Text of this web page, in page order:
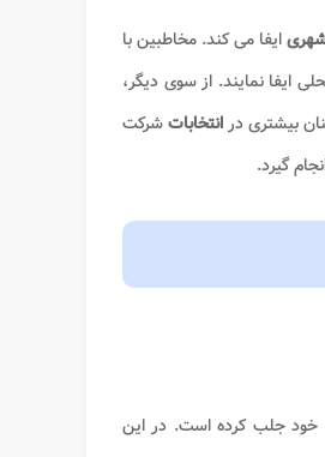
ایفا می کند. مخاطبین با
ایفا نمایند. از سوی دیگر،
بیشتری درانتخاباتشرکت
گیرد.
خود جلب کرده است. در این